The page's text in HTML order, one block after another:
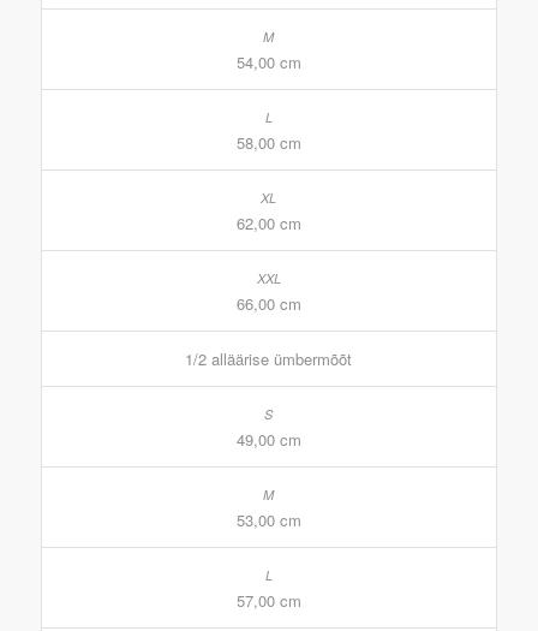
54,00 cm
58,00 cm
62,00 cm
66,00 cm
1/2 alläärise ümbermõõt
49,00 cm
53,00 cm
57,00 cm